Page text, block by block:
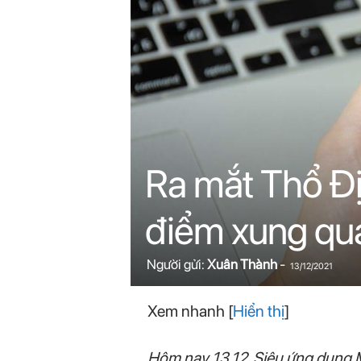
n
n
m
Ra mắt Thổ
điểm xung
Người gửi: Xuân Thành- 13/12/2021
Xem nhanh [Hiển thị]